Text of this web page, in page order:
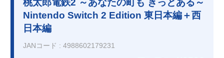
桃太郎電鉄2 ～あなたの町も きっとある～
Nintendo Switch 2 Edition 東日本編＋西
日本編
JANコード : 4988602179231